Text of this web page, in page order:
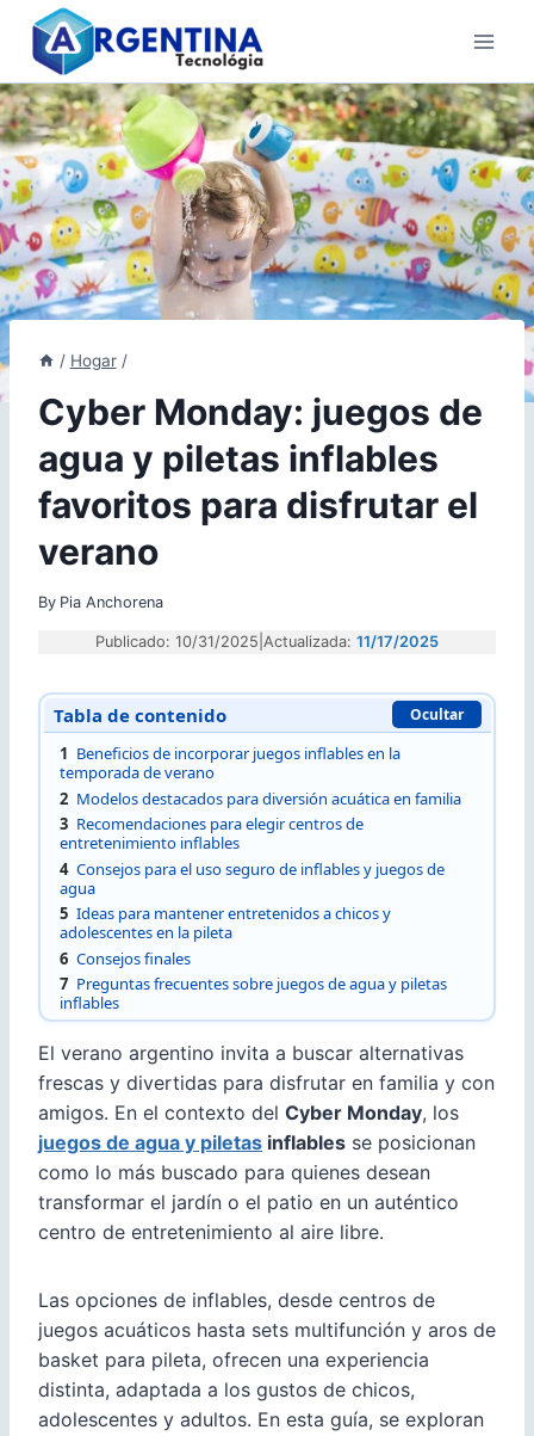
Skip
content
/ Hogar /
Cyber Monday: juegos de
agua y piletas inflables
favoritos para disfrutar el
verano
By Pia Anchorena
Publicado: 10/31/2025 Actualizada: 11/17/2025
Tabla de contenido Ocultar
1 Beneficios de incorporar juegos inflables en la
temporada de verano
2 Modelos destacados para diversión acuática en familia
3 Recomendaciones para elegir centros de
entretenimiento inflables
4 Consejos para el uso seguro de inflables y juegos de
agua
5 Ideas para mantener entretenidos a chicos y
adolescentes en la pileta
6 Consejos finales
7 Preguntas frecuentes sobre juegos de agua y piletas
inflables
El verano argentino invita a buscar alternativas
frescas y divertidas para disfrutar en familia y con
amigos. En el contexto del Cyber Monday, los
juegos de agua y piletas inflables se posicionan
como lo más buscado para quienes desean
transformar el jardín o el patio en un auténtico
centro de entretenimiento al aire libre.
Las opciones de inflables, desde centros de
juegos acuáticos hasta sets multifunción y aros de
basket para pileta, ofrecen una experiencia
distinta, adaptada a los gustos de chicos,
adolescentes y adultos. En esta guía, se exploran